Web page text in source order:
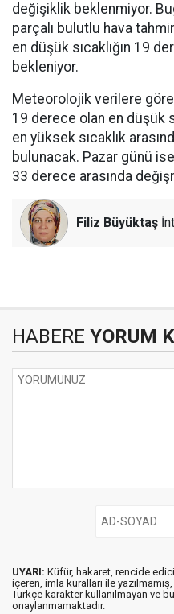
değişiklik beklenmiyor.
parçalı bulutlu hava
en düşük sıcaklığın 19
bekleniyor.
Meteorolojik verilere
19 derece olan en düşük
en yüksek sıcaklık
bulunacak. Pazar günü
33 derece arasında
Filiz Büyüktaş
HABERE YORUM
UYARI: Küfür, hakaret, rencide
içeren, imla kuralları ile yazılmamış,
Türkçe karakter kullanılmayan ve
onaylanmamaktadır.